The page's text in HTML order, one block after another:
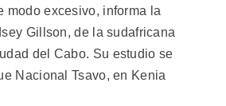
modo excesivo, informa la
Gillson, de la sudafricana
del Cabo. Su estudio se
Nacional Tsavo, en Kenia